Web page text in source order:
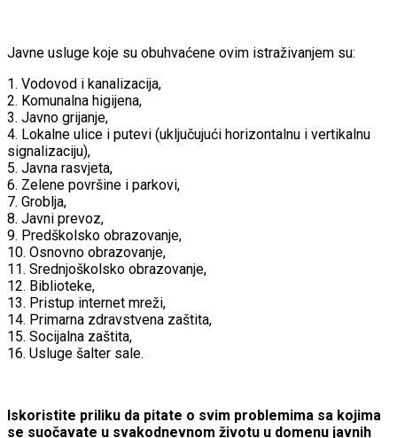
Javne usluge koje su obuhvaćene ovim istraživanjem su:
1. Vodovod i kanalizacija,
2. Komunalna higijena,
3. Javno grijanje,
4. Lokalne ulice i putevi (uključujući horizontalnu i vertikalnu
signalizaciju),
5. Javna rasvjeta,
6. Zelene površine i parkovi,
7. Groblja,
8. Javni prevoz,
9. Predškolsko obrazovanje,
10. Osnovno obrazovanje,
11. Srednjoškolsko obrazovanje,
12. Biblioteke,
13. Pristup internet mreži,
14. Primarna zdravstvena zaštita,
15. Socijalna zaštita,
16. Usluge šalter sale.
Iskoristite priliku da pitate o svim problemima sa kojima
se suočavate u svakodnevnom životu u domenu javnih